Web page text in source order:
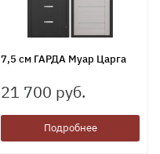
7,5 см ГАРДА Муар Царга
21 700 руб.
Подробнее